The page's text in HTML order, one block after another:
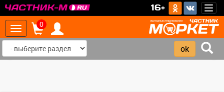
16+
Toggle
navigation
0
‹ ›